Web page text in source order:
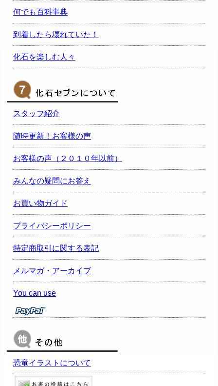
何でも百科事典
到着したら壊れていた！
化石を楽しむ人々
スタッフ紹介
随時更新！お客様の声
お客様の声（２０１０年以前）
みんなの疑問にお答え
お買い物ガイド
プライバシーポリシー
特定商取引に関する表記
メルマガ・アーカイブ
You can use
恐竜イラストについて